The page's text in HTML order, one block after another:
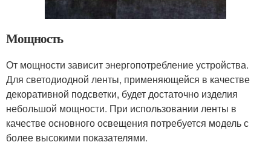
Мощность
От мощности зависит энергопотребление устройства.
Для светодиодной ленты, применяющейся в качестве
декоративной подсветки, будет достаточно изделия
небольшой мощности. При использовании ленты в
качестве основного освещения потребуется модель с
более высокими показателями.